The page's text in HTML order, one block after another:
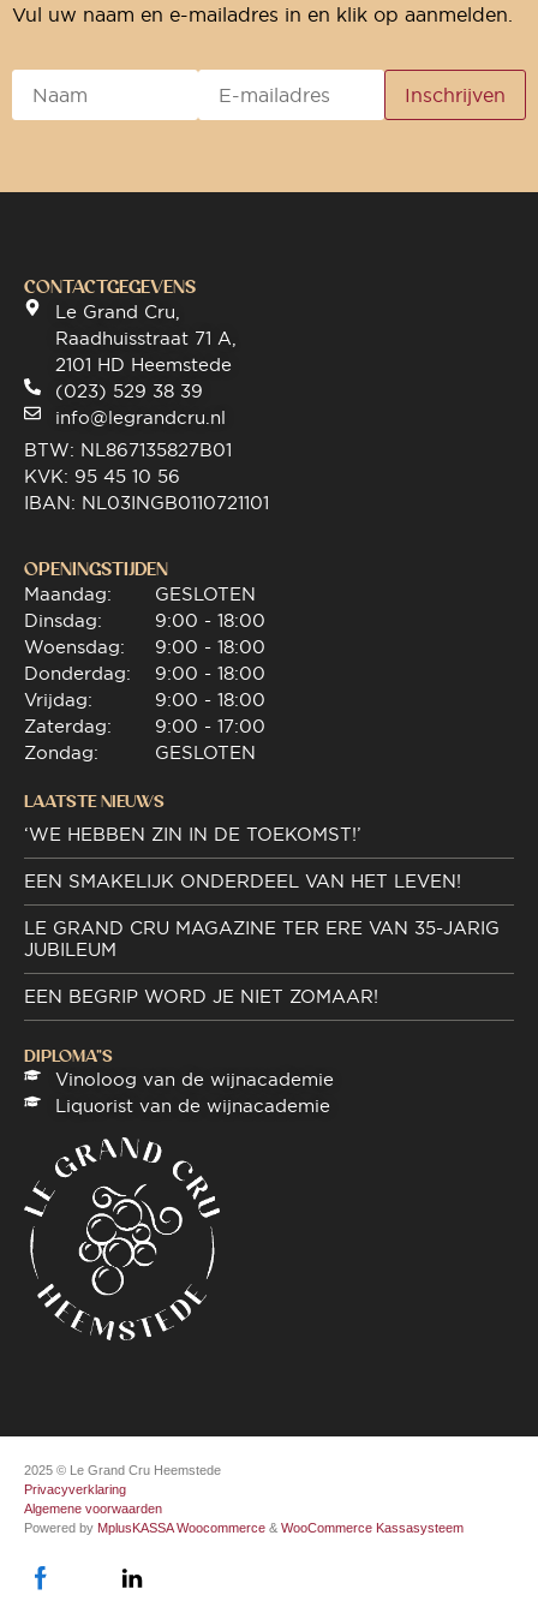
Vul uw naam en e-mailadres in en klik op aanmelden.
CONTACTGEGEVENS
Le Grand Cru,
Raadhuisstraat 71 A,
2101 HD Heemstede
(023) 529 38 39
info@legrandcru.nl
BTW: NL867135827B01
KVK: 95 45 10 56
IBAN: NL03INGB0110721101
OPENINGSTIJDEN
Maandag:
Dinsdag:
Woensdag:
Donderdag:
Vrijdag:
Zaterdag:
Zondag:
GESLOTEN
9:00 - 18:00
9:00 - 18:00
9:00 - 18:00
9:00 - 18:00
9:00 - 17:00
GESLOTEN
LAATSTE NIEUWS
‘WE HEBBEN ZIN IN DE TOEKOMST!’
EEN SMAKELIJK ONDERDEEL VAN HET LEVEN!
LE GRAND CRU MAGAZINE TER ERE VAN 35-JARIG
JUBILEUM
EEN BEGRIP WORD JE NIET ZOMAAR!
DIPLOMA"S
Vinoloog van de wijnacademie
Liquorist van de wijnacademie
2025 © Le Grand Cru Heemstede
Privacyverklaring
Algemene voorwaarden
Powered by MplusKASSA Woocommerce & WooCommerce Kassasysteem